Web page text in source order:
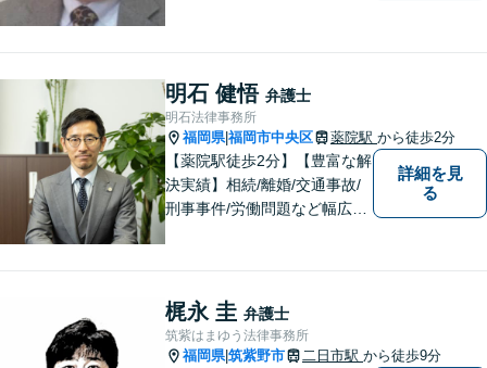
明石 健悟 弁護士
明石法律事務所
福岡県|福岡市中央区 薬院駅 から徒歩2分
【薬院駅徒歩2分】【豊富な解
決実績】相続/離婚/交通事故/
刑事事件/労働問題など幅広い
お気軽にご相談ください！多
角的な視点から迅速に解決に
導きます。
詳細を見
る
梶永 圭 弁護士
筑紫はまゆう法律事務所
福岡県|筑紫野市 二日市駅 から徒歩9分